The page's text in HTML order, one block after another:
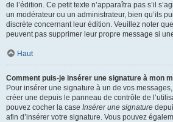
de l’édition. Ce petit texte n’apparaîtra pas s’il
un modérateur ou un administrateur, bien qu’ils
discrète concernant leur édition. Veuillez noter
peuvent pas supprimer leur propre message si
Haut
Comment puis-je insérer une signature à mon
Pour insérer une signature à un de vos
créer une depuis le panneau de contrôle de
pouvez cocher la case Insérer une signature
afin d’insérer votre signature. Vous pouvez